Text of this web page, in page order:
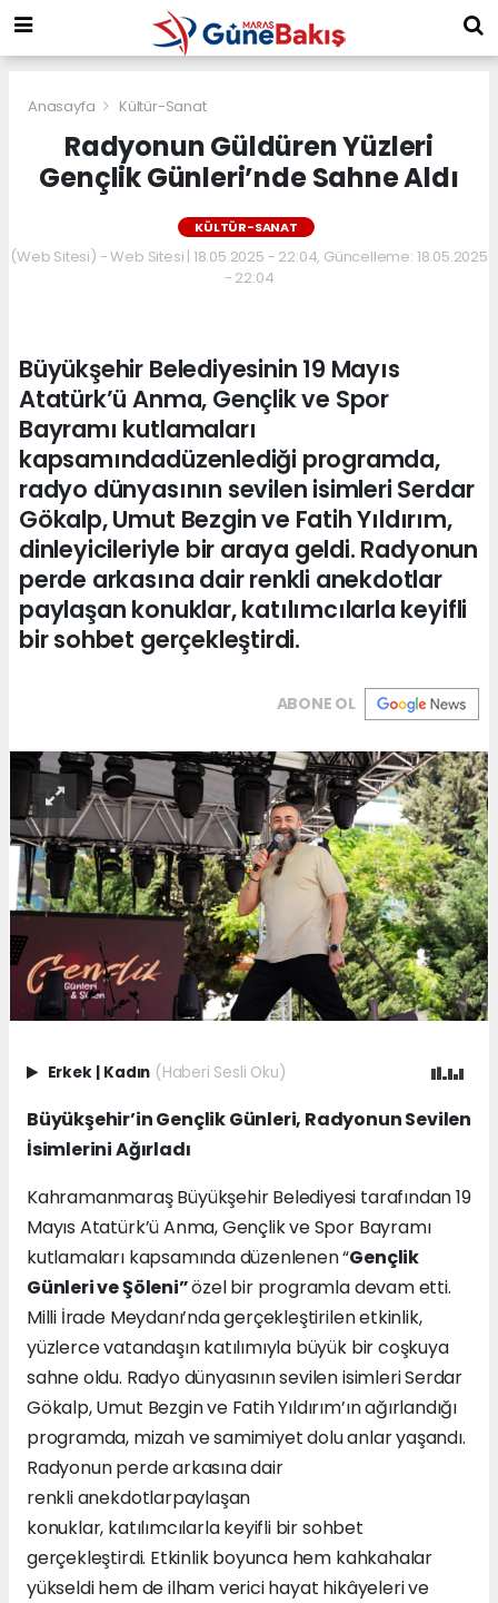
Anasayfa Kültür-Sanat
Radyonun Güldüren Yüzleri
Gençlik Günleri’nde Sahne Aldı
KÜLTÜR-SANAT
(Web Sitesi) - Web Sitesi | 18.05.2025 - 22:04, Güncelleme: 18.05.2025
- 22:04
Büyükşehir Belediyesinin 19 Mayıs
Atatürk’ü Anma, Gençlik ve Spor
Bayramı kutlamaları
kapsamındadüzenlediği programda,
radyo dünyasının sevilen isimleri Serdar
Gökalp, Umut Bezgin ve Fatih Yıldırım,
dinleyicileriyle bir araya geldi. Radyonun
perde arkasına dair renkli anekdotlar
paylaşan konuklar, katılımcılarla keyifli
bir sohbet gerçekleştirdi.
ABONE OL
Erkek | Kadın (Haberi Sesli Oku)
Büyükşehir’in Gençlik Günleri, Radyonun Sevilen
İsimlerini Ağırladı
Kahramanmaraş Büyükşehir Belediyesi tarafından 19
Mayıs Atatürk’ü Anma, Gençlik ve Spor Bayramı
kutlamaları kapsamında düzenlenen “Gençlik
Günleri ve Şöleni”özel bir programla devam etti.
Milli İrade Meydanı’nda gerçekleştirilen etkinlik,
yüzlerce vatandaşın katılımıyla büyük bir coşkuya
sahne oldu. Radyo dünyasının sevilen isimleri Serdar
Gökalp, Umut Bezgin ve Fatih Yıldırım’ın ağırlandığı
programda, mizah ve samimiyet dolu anlar yaşandı.
Radyonun perde arkasına dair
renkli anekdotlarpaylaşan
konuklar, katılımcılarla keyifli bir sohbet
gerçekleştirdi. Etkinlik boyunca hem kahkahalar
yükseldi hem de ilham verici hayat hikâyeleri ve